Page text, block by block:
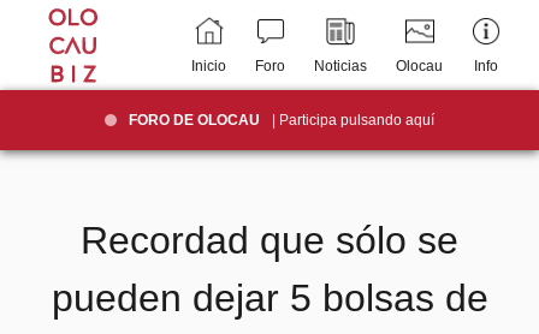
Inicio Foro Noticias Olocau Info
FORO DE OLOCAU | Participa pulsando aquí
Recordad que sólo se
pueden dejar 5 bolsas de